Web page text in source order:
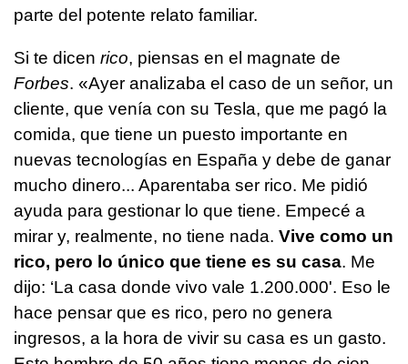
parte del potente relato familiar.
Si te dicen rico, piensas en el magnate de
Forbes. «Ayer analizaba el caso de un señor, un
cliente, que venía con su Tesla, que me pagó la
comida, que tiene un puesto importante en
nuevas tecnologías en España y debe de ganar
mucho dinero... Aparentaba ser rico. Me pidió
ayuda para gestionar lo que tiene. Empecé a
mirar y, realmente, no tiene nada. Vive como un
rico, pero lo único que tiene es su casa. Me
dijo: ‘La casa donde vivo vale 1.200.000'. Eso le
hace pensar que es rico, pero no genera
ingresos, a la hora de vivir su casa es un gasto.